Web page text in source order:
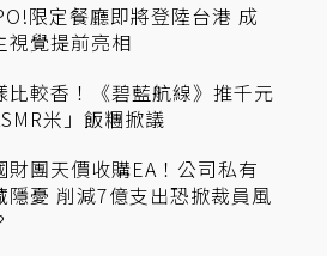
限定餐廳即將登陸台港 成
視覺提前亮相
比較香！《碧藍航線》推千元
米」飯糰掀議
財團天價收購EA！公司私有
隱憂 削減7億支出恐掀裁員風